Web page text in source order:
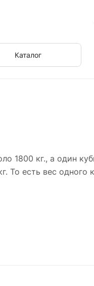
Каталог
1800 кг., а один
То есть вес